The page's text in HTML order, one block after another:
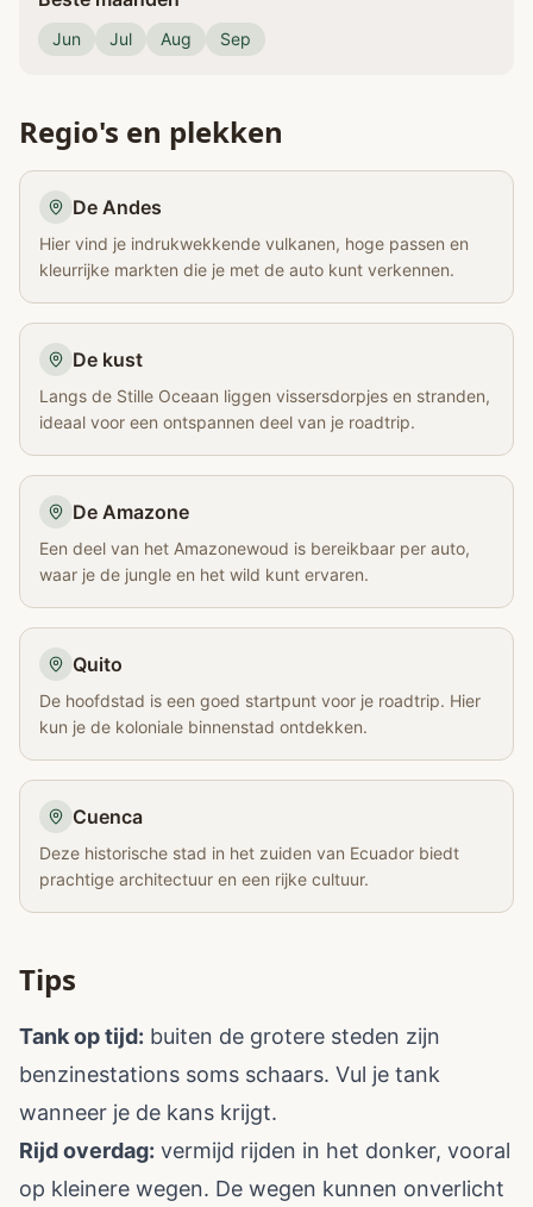
Jun Jul Aug Sep
Regio's en plekken
De Andes
Hier vind je indrukwekkende vulkanen, hoge passen en
kleurrijke markten die je met de auto kunt verkennen.
De kust
Langs de Stille Oceaan liggen vissersdorpjes en stranden,
ideaal voor een ontspannen deel van je roadtrip.
De Amazone
Een deel van het Amazonewoud is bereikbaar per auto,
waar je de jungle en het wild kunt ervaren.
Quito
De hoofdstad is een goed startpunt voor je roadtrip. Hier
kun je de koloniale binnenstad ontdekken.
Cuenca
Deze historische stad in het zuiden van Ecuador biedt
prachtige architectuur en een rijke cultuur.
Tips
Tank op tijd: buiten de grotere steden zijn
benzinestations soms schaars. Vul je tank
wanneer je de kans krijgt.
Rijd overdag: vermijd rijden in het donker, vooral
op kleinere wegen. De wegen kunnen onverlicht